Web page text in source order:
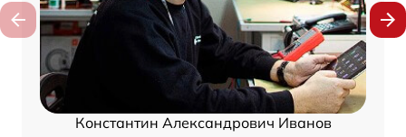
Константин Александрович Иванов